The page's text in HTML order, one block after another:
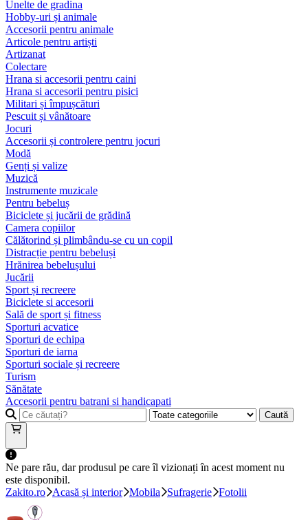
Unelte de gradina
Hobby-uri și animale
Accesorii pentru animale
Articole pentru artiști
Artizanat
Colectare
Hrana si accesorii pentru caini
Hrana si accesorii pentru pisici
Militari și împușcături
Pescuit și vânătoare
Jocuri
Accesorii și controlere pentru jocuri
Modă
Genți și valize
Muzică
Instrumente muzicale
Pentru bebeluș
Biciclete și jucării de grădină
Camera copiilor
Călătorind și plimbându-se cu un copil
Distracție pentru bebeluși
Hrănirea bebelușului
Jucării
Sport și recreere
Biciclete si accesorii
Sală de sport și fitness
Sporturi acvatice
Sporturi de echipa
Sporturi de iarna
Sporturi sociale și recreere
Turism
Sănătate
Accesorii pentru batrani si handicapati
Caută
Ne pare rău, dar produsul pe care îl vizionați în acest moment nu
este disponibil.
Zakito.ro
Acasă și interior Mobila Sufragerie Fotolii